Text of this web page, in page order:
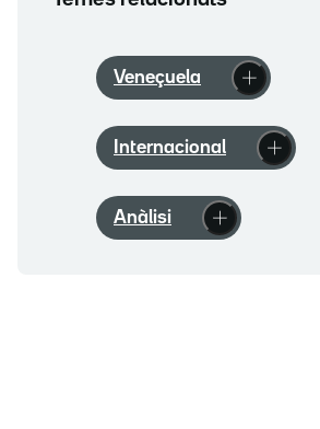
Veneçuela
Internacional
Anàlisi